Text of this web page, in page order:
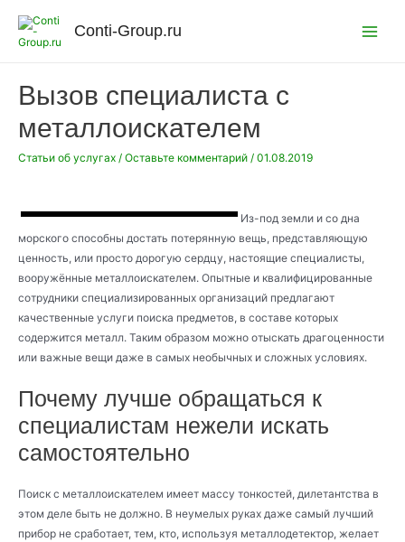
содержимому
Conti-Group.ru
Вызов специалиста с
металлоискателем
Статьи об услугах / Оставьте комментарий / 01.08.2019
Из-под земли и со дна
морского способны достать потерянную вещь, представляющую
ценность, или просто дорогую сердцу, настоящие специалисты,
вооружённые металлоискателем. Опытные и квалифицированные
сотрудники специализированных организаций предлагают
качественные услуги поиска предметов, в составе которых
содержится металл. Таким образом можно отыскать драгоценности
или важные вещи даже в самых необычных и сложных условиях.
Почему лучше обращаться к
специалистам нежели искать
самостоятельно
Поиск с металлоискателем имеет массу тонкостей, дилетантства в
этом деле быть не должно. В неумелых руках даже самый лучший
прибор не сработает, тем, кто, используя металлодетектор, желает